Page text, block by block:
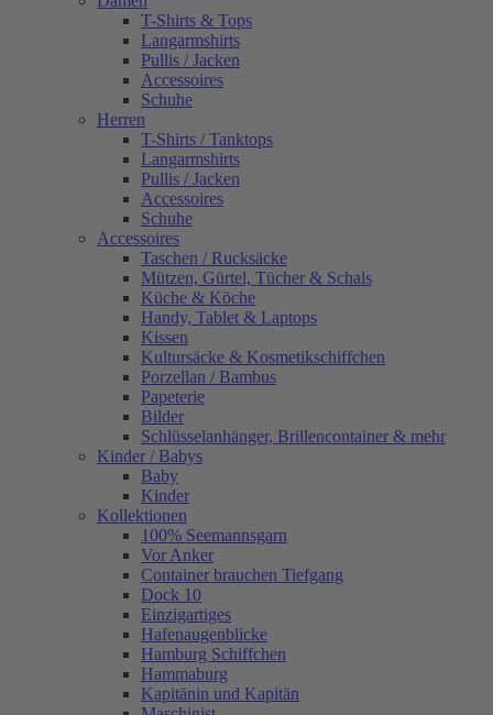
T-Shirts & Tops
Langarmshirts
Pullis / Jacken
Accessoires
Schuhe
Herren
T-Shirts / Tanktops
Langarmshirts
Pullis / Jacken
Accessoires
Schuhe
Accessoires
Taschen / Rucksäcke
Mützen, Gürtel, Tücher & Schals
Küche & Köche
Handy, Tablet & Laptops
Kissen
Kultursäcke & Kosmetikschiffchen
Porzellan / Bambus
Papeterie
Bilder
Schlüsselanhänger, Brillencontainer & mehr
Kinder / Babys
Baby
Kinder
Kollektionen
100% Seemannsgarn
Vor Anker
Container brauchen Tiefgang
Dock 10
Einzigartiges
Hafenaugen­blicke
Hamburg Schiffchen
Hammaburg
Kapitänin und Kapitän